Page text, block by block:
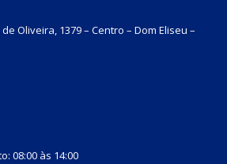
Oliveira, 1379 – Centro – Dom Eliseu –
08:00 às 14:00